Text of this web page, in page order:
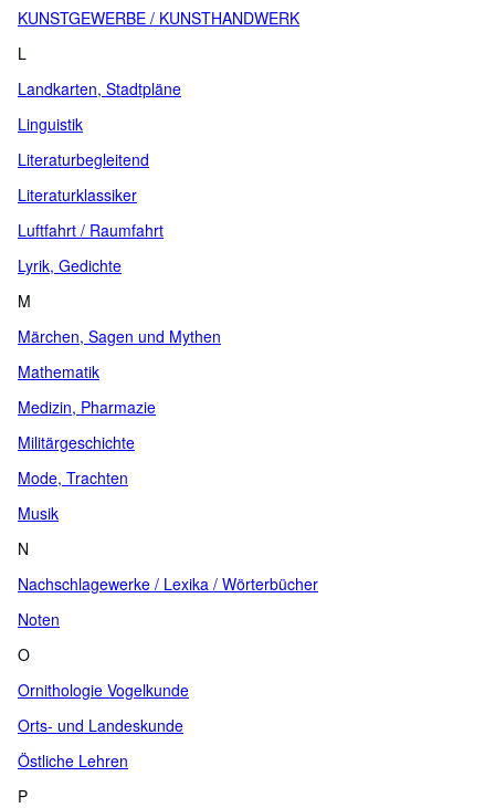
KUNSTGEWERBE / KUNSTHANDWERK
L
Landkarten, Stadtpläne
Linguistik
Literaturbegleitend
Literaturklassiker
Luftfahrt / Raumfahrt
Lyrik, Gedichte
M
Märchen, Sagen und Mythen
Mathematik
Medizin, Pharmazie
Militärgeschichte
Mode, Trachten
Musik
N
Nachschlagewerke / Lexika / Wörterbücher
Noten
O
Ornithologie Vogelkunde
Orts- und Landeskunde
Östliche Lehren
P